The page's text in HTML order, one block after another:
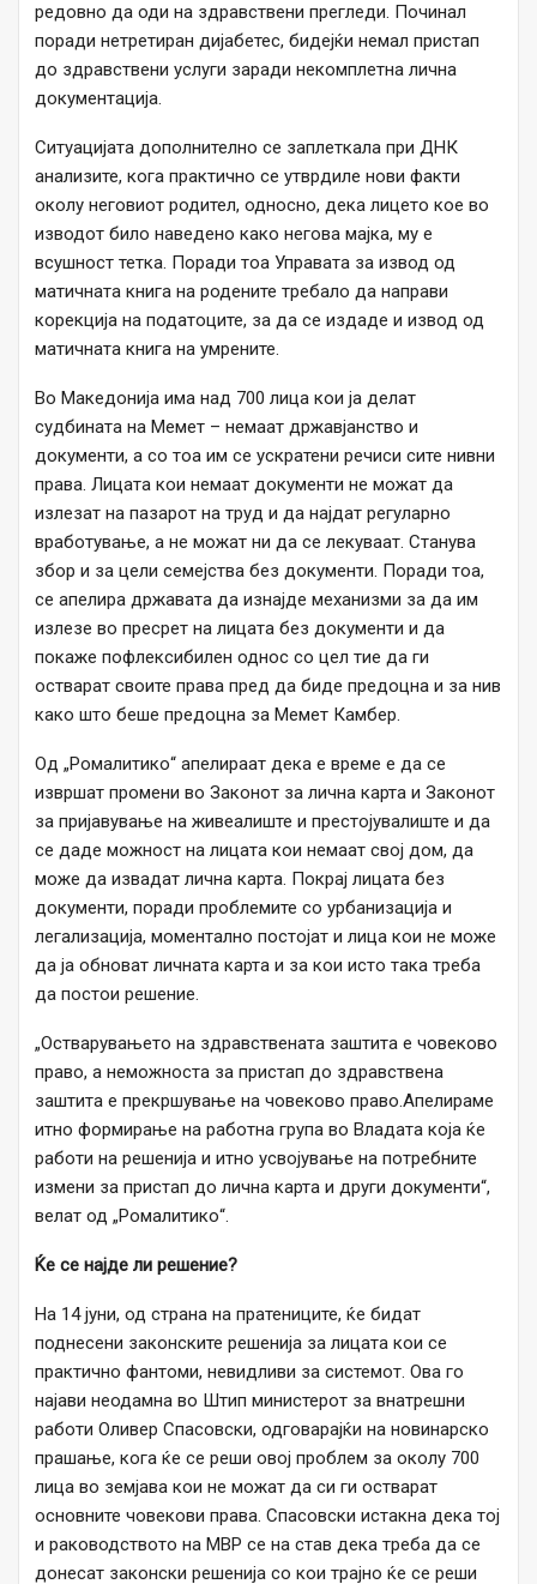
редовно да оди на здравствени прегледи. Починал
поради нетретиран дијабетес, бидејќи немал пристап
до здравствени услуги заради некомплетна лична
документација.
Ситуацијата дополнително се заплеткала при ДНК
анализите, кога практично се утврдиле нови факти
околу неговиот родител, односно, дека лицето кое во
изводот било наведено како негова мајка, му е
всушност тетка. Поради тоа Управата за извод од
матичната книга на родените требало да направи
корекција на податоците, за да се издаде и извод од
матичната книга на умрените.
Во Македонија има над 700 лица кои ја делат
судбината на Мемет – немаат државјанство и
документи, а со тоа им се ускратени речиси сите нивни
права. Лицата кои немаат документи не можат да
излезат на пазарот на труд и да најдат регуларно
вработување, а не можат ни да се лекуваат. Станува
збор и за цели семејства без документи. Поради тоа,
се апелира државата да изнајде механизми за да им
излезе во пресрет на лицата без документи и да
покаже пофлексибилен однос со цел тие да ги
остварат своите права пред да биде предоцна и за нив
како што беше предоцна за Мемет Камбер.
Од „Ромалитико“ апелираат дека е време е да се
извршат промени во Законот за лична карта и Законот
за пријавување на живеалиште и престојувалиште и да
се даде можност на лицата кои немаат свој дом, да
може да извадат лична карта. Покрај лицата без
документи, поради проблемите со урбанизација и
легализација, моментално постојат и лица кои не може
да ја обноват личната карта и за кои исто така треба
да постои решение.
„Остварувањето на здравствената заштита е човеково
право, а неможноста за пристап до здравствена
заштита е прекршување на човеково право.Апелираме
итно формирање на работна група во Владата која ќе
работи на решенија и итно усвојување на потребните
измени за пристап до лична карта и други документи“,
велат од „Ромалитико“.
Ќе се најде ли решение?
На 14 јуни, од страна на пратениците, ќе бидат
поднесени законските решенија за лицата кои се
практично фантоми, невидливи за системот. Ова го
најави неодамна во Штип министерот за внатрешни
работи Оливер Спасовски, одговарајќи на новинарско
прашање, кога ќе се реши овој проблем за околу 700
лица во земјава кои не можат да си ги остварат
основните човекови права. Спасовски истакна дека тој
и раководството на МВР се на став дека треба да се
донесат законски решенија со кои трајно ќе се реши